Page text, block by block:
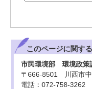
このページに関する
市民環境部 環境政策
〒666-8501 川西市
電話：072-758-3262